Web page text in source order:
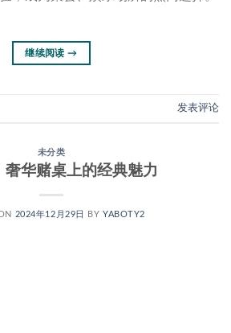
继续阅读→
发表评论
未分类
奢华赌桌上的经典魅力
2024年12月29日 BYYABOTY2